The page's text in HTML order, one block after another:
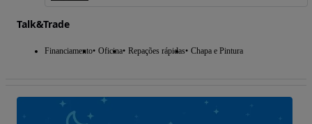
Talk&Trade
Financiamento Oficina Repações rápidas Chapa e Pintura